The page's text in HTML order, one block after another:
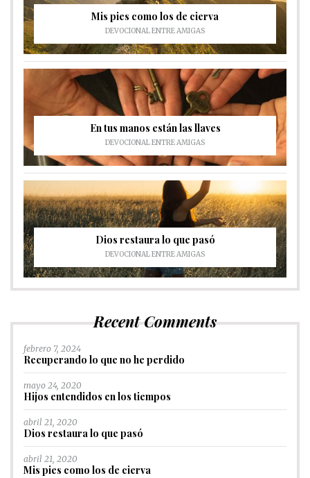
Mis pies como los de cierva
DEVOCIONAL ENTRE AMIGAS
En tus manos están las llaves
DEVOCIONAL ENTRE AMIGAS
Dios restaura lo que pasó
DEVOCIONAL ENTRE AMIGAS
Recent Comments
febrero 7, 2024
Recuperando lo que no he perdido
mayo 24, 2020
Hijos entendidos en los tiempos
abril 21, 2020
Dios restaura lo que pasó
abril 21, 2020
Mis pies como los de cierva